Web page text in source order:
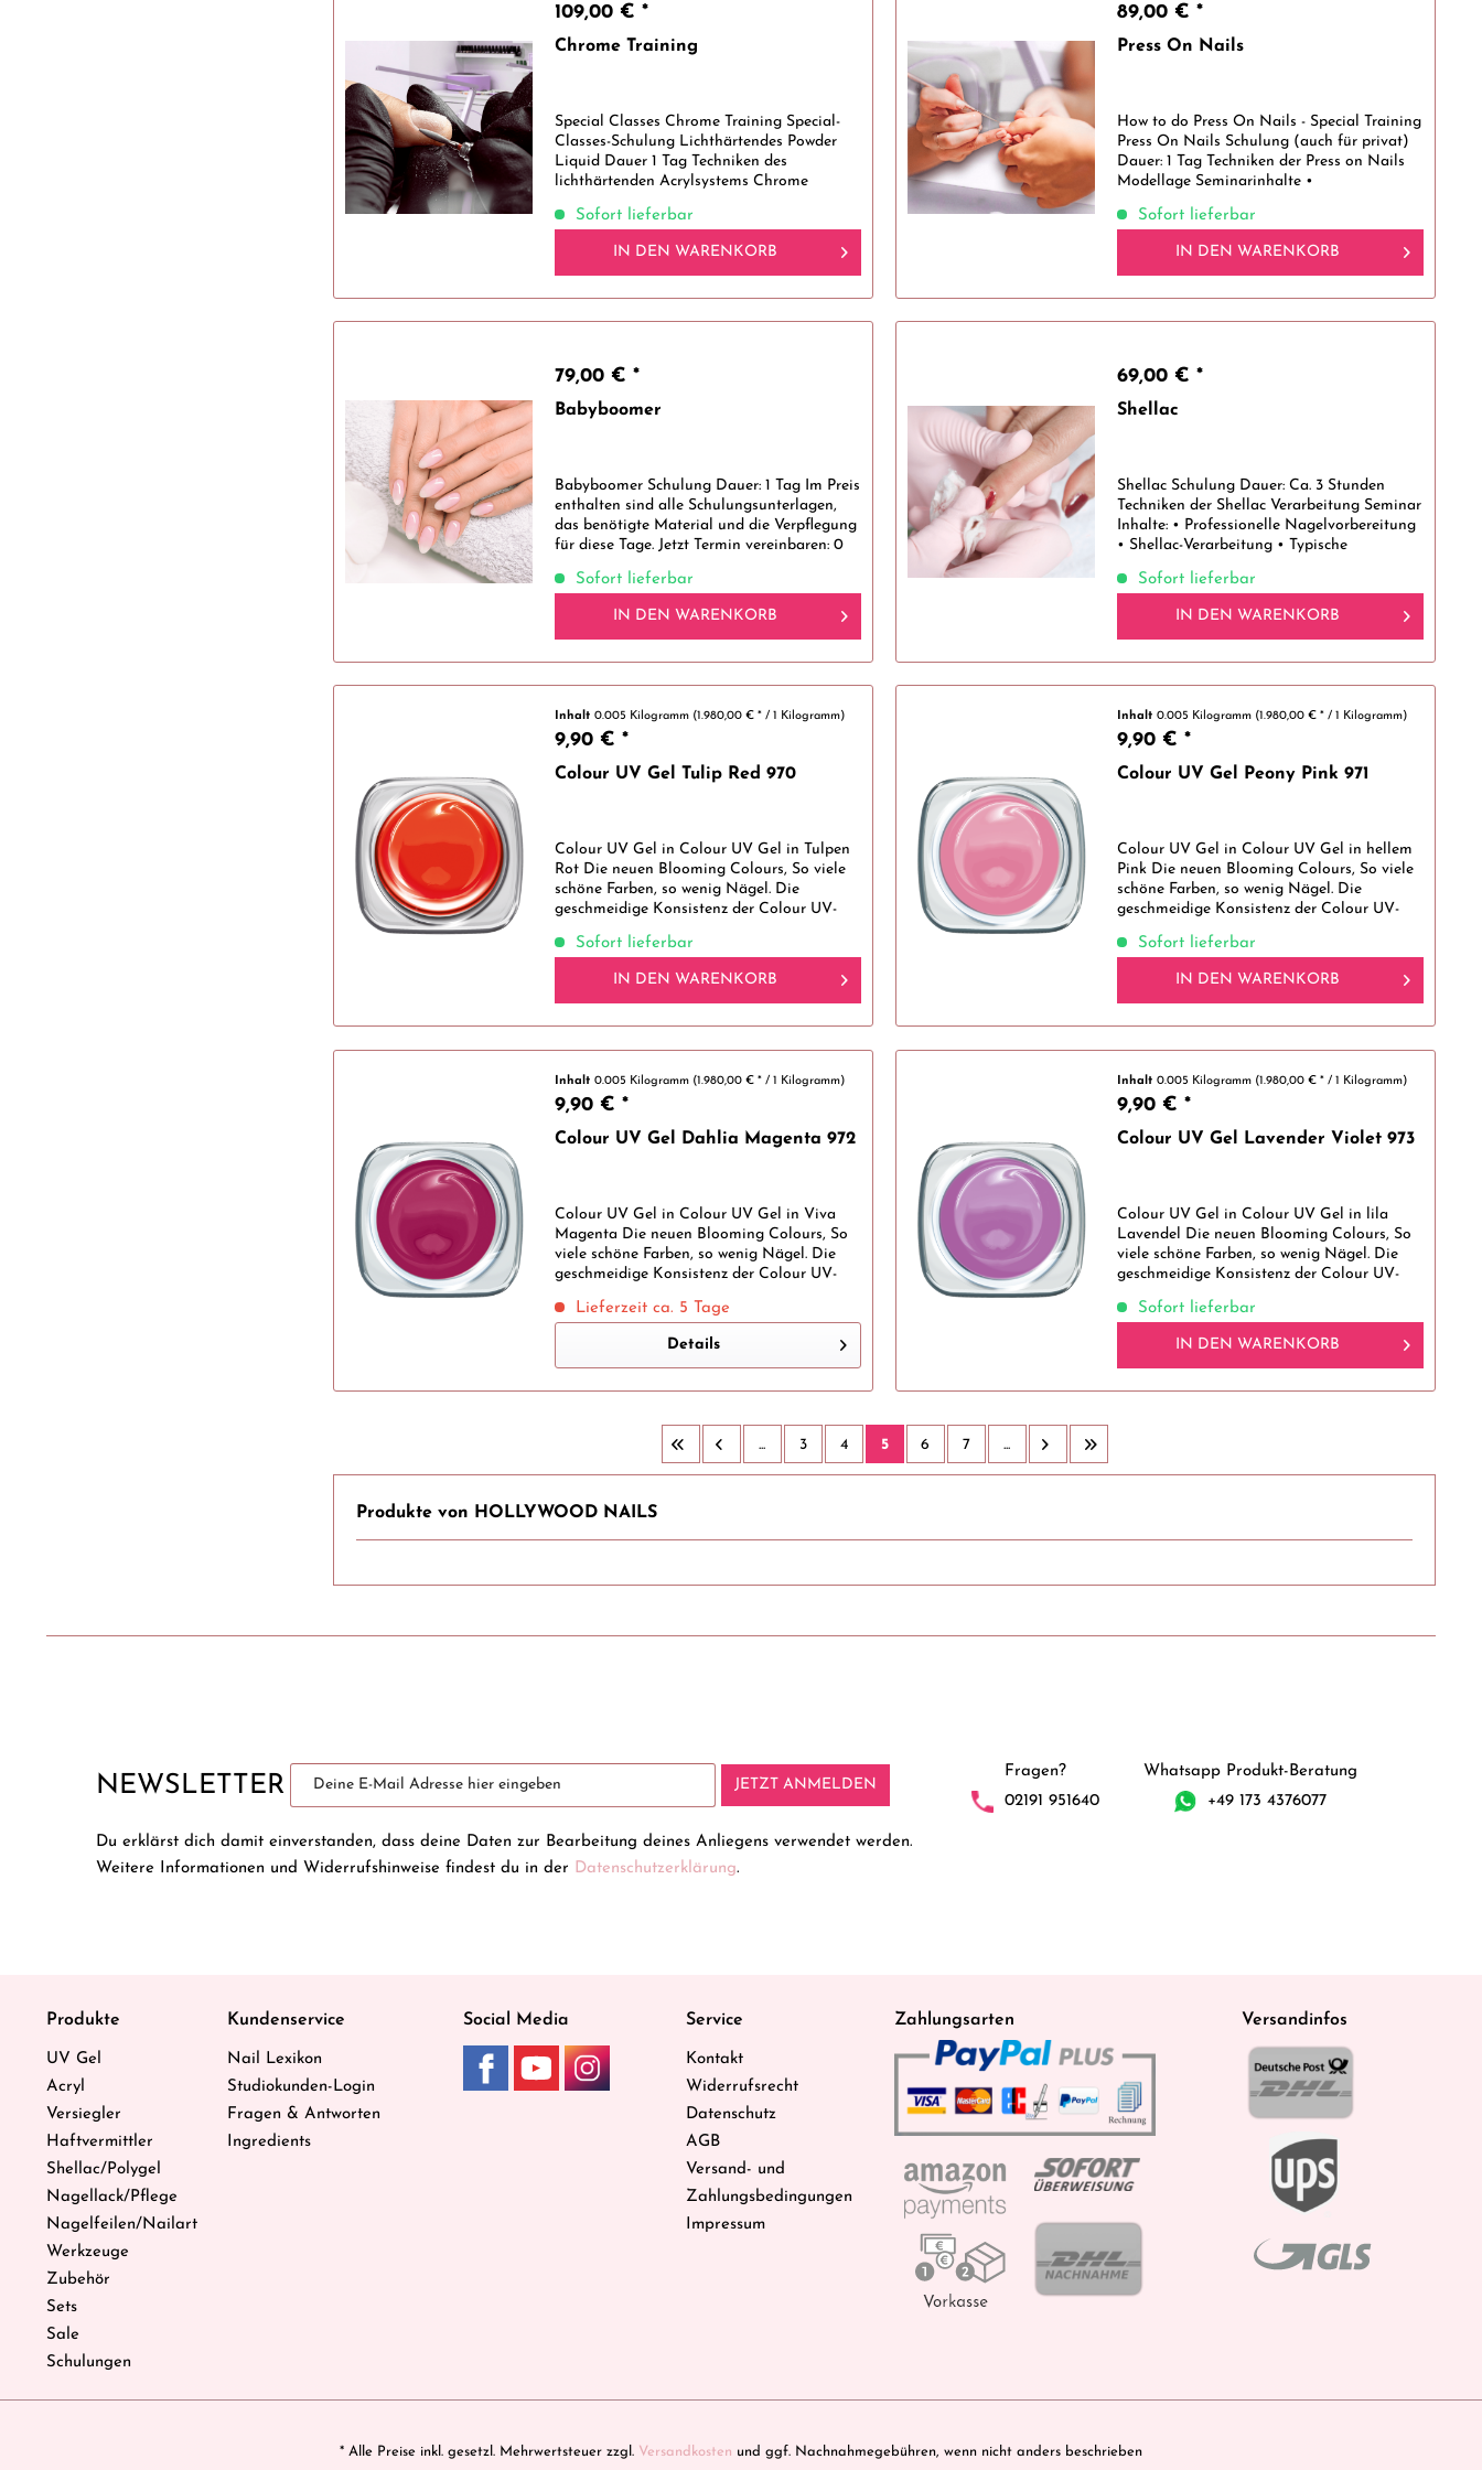
109,00 € *
Chrome Training
Special Classes Chrome Training Special-
Classes-Schulung Lichthärtendes Powder
Liquid Dauer 1 Tag Techniken des
lichthärtenden Acrylsystems Chrome
des lichthärtenden Powder Liquid •
Vorbereitung...
Sofort lieferbar
IN DEN WARENKORB
89,00 € *
Press On Nails
How to do Press On Nails - Special Training
Press On Nails Schulung (auch für privat)
Dauer: 1 Tag Techniken der Press on Nails
Modellage Seminarinhalte •
Vorbereitung der Nägel • Verarbeitung...
Sofort lieferbar
IN DEN WARENKORB
79,00 € *
Babyboomer
Babyboomer Schulung Dauer: 1 Tag Im Preis
enthalten sind alle Schulungsunterlagen,
das benötigte Material und die Verpflegung
für diese Tage. Jetzt Termin vereinbaren: 0
Sofort lieferbar
IN DEN WARENKORB
69,00 € *
Shellac
Shellac Schulung Dauer: Ca. 3 Stunden
Techniken der Shellac Verarbeitung Seminar
Inhalte: • Professionelle Nagelvorbereitung
• Shellac-Verarbeitung • Typische
Refill • Hygiene im...
Sofort lieferbar
IN DEN WARENKORB
Inhalt0.005 Kilogramm (1.980,00 € * / 1 Kilogramm)
9,90 € *
Colour UV Gel Tulip Red 970
Colour UV Gel in Colour UV Gel in Tulpen
Rot Die neuen Blooming Colours, So viele
schöne Farben, so wenig Nägel. Die
geschmeidige Konsistenz der Colour UV-
dünne Nägel mit schöner Farbgebung für...
Sofort lieferbar
IN DEN WARENKORB
Inhalt0.005 Kilogramm (1.980,00 € * / 1 Kilogramm)
9,90 € *
Colour UV Gel Peony Pink 971
Colour UV Gel in Colour UV Gel in hellem
Pink Die neuen Blooming Colours, So viele
schöne Farben, so wenig Nägel. Die
geschmeidige Konsistenz der Colour UV-
dünne Nägel mit schöner Farbgebung für...
Sofort lieferbar
IN DEN WARENKORB
Inhalt0.005 Kilogramm (1.980,00 € * / 1 Kilogramm)
9,90 € *
Colour UV Gel Dahlia Magenta 972
Colour UV Gel in Colour UV Gel in Viva
Magenta Die neuen Blooming Colours, So
viele schöne Farben, so wenig Nägel. Die
geschmeidige Konsistenz der Colour UV-
dünne Nägel mit schöner Farbgebung für...
Lieferzeit ca. 5 Tage
Details
Inhalt0.005 Kilogramm (1.980,00 € * / 1 Kilogramm)
9,90 € *
Colour UV Gel Lavender Violet 973
Colour UV Gel in Colour UV Gel in lila
Lavendel Die neuen Blooming Colours, So
viele schöne Farben, so wenig Nägel. Die
geschmeidige Konsistenz der Colour UV-
dünne Nägel mit schöner Farbgebung für...
Sofort lieferbar
IN DEN WARENKORB
... 3 4 5 6 7 ...
Produkte von HOLLYWOOD NAILS
NEWSLETTER JETZT ANMELDEN
Du erklärst dich damit einverstanden, dass deine Daten zur Bearbeitung deines Anliegens verwendet werden.
Weitere Informationen und Widerrufshinweise findest du in der Datenschutzerklärung.
Fragen?
02191 951640
Whatsapp Produkt-Beratung
+49 173 4376077
Produkte
UV Gel
Acryl
Versiegler
Haftvermittler
Shellac/Polygel
Nagellack/Pflege
Nagelfeilen/Nailart
Werkzeuge
Zubehör
Sets
Sale
Schulungen
Kundenservice
Nail Lexikon
Studiokunden-Login
Fragen & Antworten
Ingredients
Social Media Service
Kontakt
Widerrufsrecht
Datenschutz
AGB
Versand- und
Zahlungsbedingungen
Impressum
Zahlungsarten Versandinfos
* Alle Preise inkl. gesetzl. Mehrwertsteuer zzgl. Versandkosten und ggf. Nachnahmegebühren, wenn nicht anders beschrieben